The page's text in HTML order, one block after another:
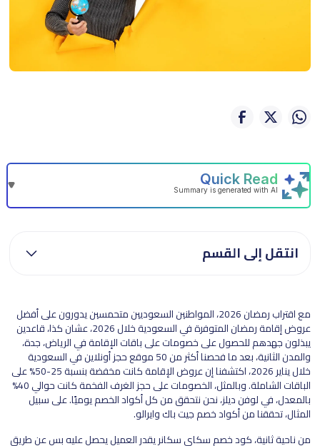
مع اقتراب رمضان 2026، المواطنين السعوديين متحمسين يدورون على أفضل
عروض إقامة رمضان المتوفرة في السعودية خلال 2026، عشان كذا، قاعدين
يبذلون جهدهم للحصول على خصومات على باقات الإقامة في الرياض، جدة،
والمدن الثانية، بعد ما فحصنا أكثر من 50 موقع حجز أونلاين في السعودية
خلال يناير 2026، اكتشفنا إن عروض الإقامة كانت مخفضة بنسبة 25-50% على
الباقات الشاملة. وبالمثل، الخصومات على حجز الغرف الفخمة كانت حوالي 40%
بالمعدل، في لوفن ديلز، نحن نتحقق من كل أكواد الخصم يوميًا. على سبيل
المثال، تحققنا من أكواد خصم جيت باك وايرالو.
من ناحية ثانية، كود خصم سكاي سكانر يقدر العميل يحصل عليه بس عن طريق
انتقل إلى القسم